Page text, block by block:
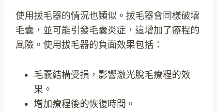
使用拔毛器的情況也類似。拔毛器會同樣破壞
毛囊，並可能引發毛囊炎症，這增加了療程的
風險。使用拔毛器的負面效果包括：
毛囊結構受損，影響激光脫毛療程的效
果。
增加療程後的恢復時間。